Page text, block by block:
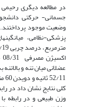
جسمانی- حرکتی
کلی نتایج نشان داد در
وزن طبیعی و در رابطه